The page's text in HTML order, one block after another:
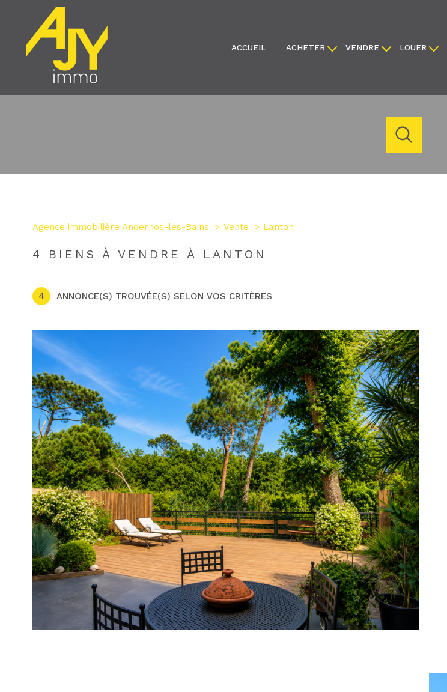
ACCUEIL ACHETER VENDRE LOUER
créer une alerte
du neuf
33138 - Lanton
Agence immobilière Andernos-les-Bains Vente Lanton
4 BIENS À VENDRE À LANTON
4 ANNONCE(S) TROUVÉE(S) SELON VOS CRITÈRES
voir le
bien